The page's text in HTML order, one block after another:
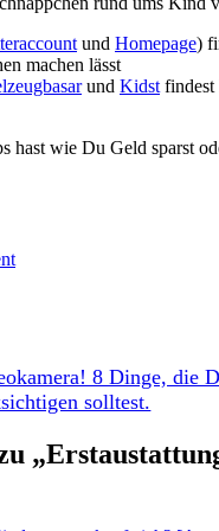
und Homepage)
machen lässt
und Kidst findest
hast wie Du Geld sparst
8 Dinge, die
solltest.